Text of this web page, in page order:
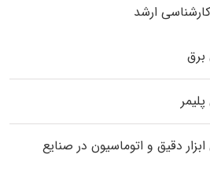
ارشد
دقیق و اتوماسیون در صنایع